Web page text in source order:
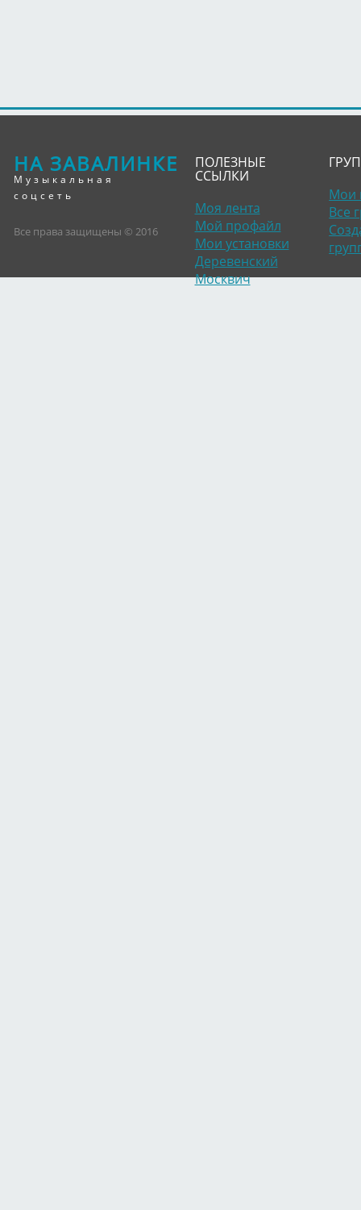
НА ЗАВАЛИНКЕ
Музыкальная
соцсеть
Все права защищены © 2016
ПОЛЕЗНЫЕ
ССЫЛКИ
Моя лента
Мой профайл
Мои установки
Деревенский
Москвич
Мои
Все